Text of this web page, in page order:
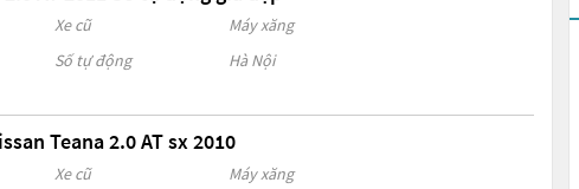
Xe cũ
Máy xăng
Số tự động Hà Nội
Teana 2.0 AT sx 2010
Xe cũ
Máy xăng